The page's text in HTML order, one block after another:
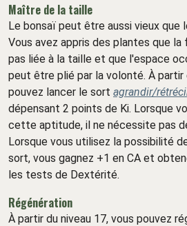
Maître de la taille
Le bonsaï peut être aussi vieux que
Vous avez appris des plantes que
pas liée à la taille et que l'espace
peut être plié par la volonté. À partir
pouvez lancer le sort agrandir/
dépensant 2 points de Ki. Lorsque
cette aptitude, il ne nécessite pas
Lorsque vous utilisez la possibilité
sort, vous gagnez +1 en CA et
les tests de Dextérité.
Régénération
À partir du niveau 17, vous pouvez